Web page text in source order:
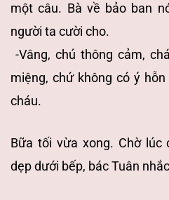
một câu. Bà về bảo ban
người ta cười cho.
-Vâng, chú thông cảm,
miệng, chứ không có ý
cháu.
Bữa tối vừa xong. Chờ lúc
dẹp dưới bếp, bác Tuân